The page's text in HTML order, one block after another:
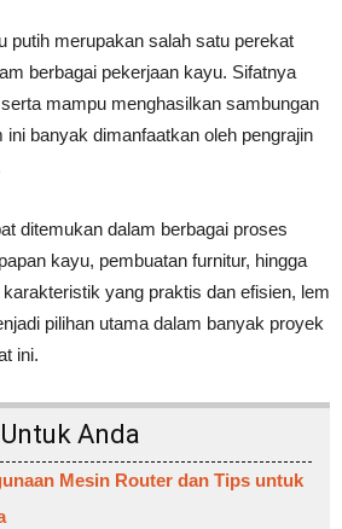
putih merupakan salah satu perekat
berbagai pekerjaan kayu. Sifatnya
mampu menghasilkan sambungan
banyak dimanfaatkan oleh pengrajin
ditemukan dalam berbagai proses
kayu, pembuatan furnitur, hingga
yang praktis dan efisien, lem
pilihan utama dalam banyak proyek
ini.
Anda
Mesin Router dan Tips untuk